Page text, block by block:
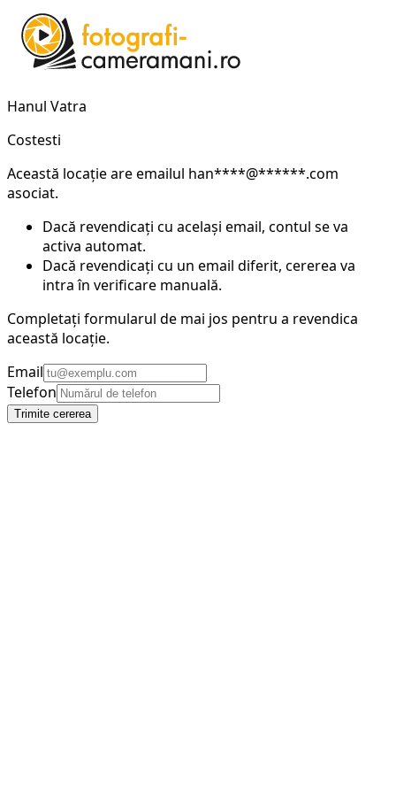
Hanul Vatra
Costesti
Această locație are emailul han****@******.com
asociat.
Dacă revendicați cu același email, contul se va
activa automat.
Dacă revendicați cu un email diferit, cererea va
intra în verificare manuală.
Completați formularul de mai jos pentru a revendica
această locație.
Email
Telefon
Trimite cererea